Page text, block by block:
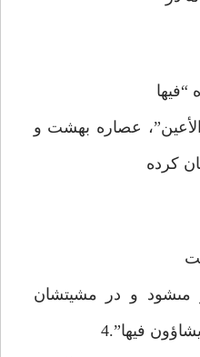
“فيها
عصاره بهشت و
كرده
مى‏شود و در مشيتشان
فيها”.4